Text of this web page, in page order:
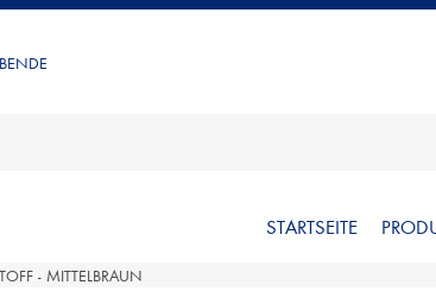
STARTSEITE
- MITTELBRAUN